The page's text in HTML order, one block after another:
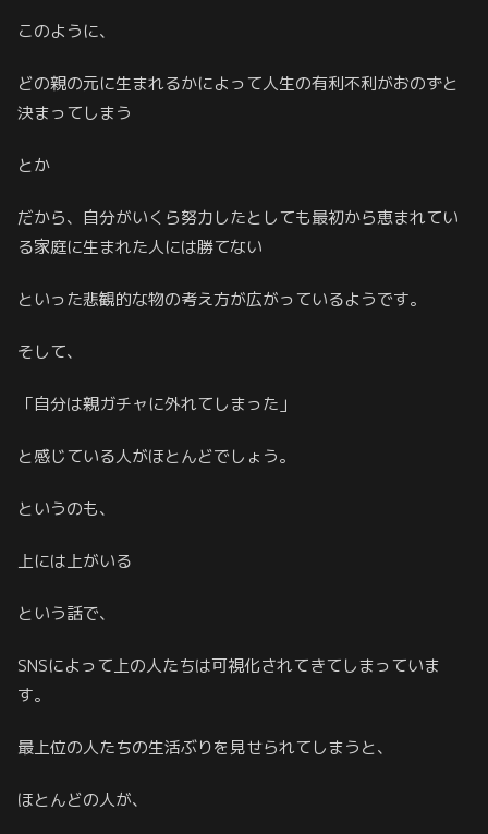
このように、
どの親の元に生まれるかによって人生の有利不利がおのずと
決まってしまう
とか
だから、自分がいくら努力したとしても最初から恵まれてい
る家庭に生まれた人には勝てない
といった悲観的な物の考え方が広がっているようです。
そして、
「自分は親ガチャに外れてしまった」
と感じている人がほとんどでしょう。
というのも、
上には上がいる
という話で、
SNSによって上の人たちは可視化されてきてしまっていま
す。
最上位の人たちの生活ぶりを見せられてしまうと、
ほとんどの人が、